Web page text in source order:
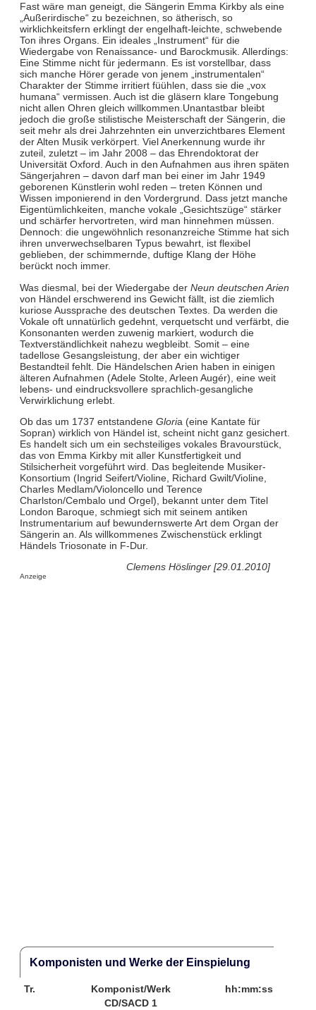
Fast wäre man geneigt, die Sängerin Emma Kirkby als eine
„Außerirdische“ zu bezeichnen, so ätherisch, so
wirklichkeitsfern erklingt der engelhaft-leichte, schwebende
Ton ihres Organs. Ein ideales „Instrument“ für die
Wiedergabe von Renaissance- und Barockmusik. Allerdings:
Eine Stimme nicht für jedermann. Es ist vorstellbar, dass
sich manche Hörer gerade von jenem „instrumentalen“
Charakter der Stimme irritiert füühlen, dass sie die „vox
humana“ vermissen. Auch ist die gläsern klare Tongebung
nicht allen Ohren gleich willkommen.Unantastbar bleibt
jedoch die große stilistische Meisterschaft der Sängerin, die
seit mehr als drei Jahrzehnten ein unverzichtbares Element
der Alten Musik verkörpert. Viel Anerkennung wurde ihr
zuteil, zuletzt – im Jahr 2008 – das Ehrendoktorat der
Universität Oxford. Auch in den Aufnahmen aus ihren späten
Sängerjahren – davon darf man bei einer im Jahr 1949
geborenen Künstlerin wohl reden – treten Können und
Wissen imponierend in den Vordergrund. Dass jetzt manche
Eigentümlichkeiten, manche vokale „Gesichtszüge“ stärker
und schärfer hervortreten, wird man hinnehmen müssen.
Dennoch: die ungewöhnlich resonanzreiche Stimme hat sich
ihren unverwechselbaren Typus bewahrt, ist flexibel
geblieben, der schimmernde, duftige Klang der Höhe
berückt noch immer.
Was diesmal, bei der Wiedergabe der Neun deutschen Arien
von Händel erschwerend ins Gewicht fällt, ist die ziemlich
kuriose Aussprache des deutschen Textes. Da werden die
Vokale oft unnatürlich gedehnt, verquetscht und verfärbt, die
Konsonanten werden zuwenig markiert, wodurch die
Textverständlichkeit nahezu wegbleibt. Somit – eine
tadellose Gesangsleistung, der aber ein wichtiger
Bestandteil fehlt. Die Händelschen Arien haben in einigen
älteren Aufnahmen (Adele Stolte, Arleen Augér), eine weit
lebens- und eindrucksvollere sprachlich-gesangliche
Verwirklichung erlebt.
Ob das um 1737 entstandene Gloria (eine Kantate für
Sopran) wirklich von Händel ist, scheint nicht ganz gesichert.
Es handelt sich um ein sechsteiliges vokales Bravourstück,
das von Emma Kirkby mit aller Kunstfertigkeit und
Stilsicherheit vorgeführt wird. Das begleitende Musiker-
Konsortium (Ingrid Seifert/Violine, Richard Gwilt/Violine,
Charles Medlam/Violoncello und Terence
Charlston/Cembalo und Orgel), bekannt unter dem Titel
London Baroque, schmiegt sich mit seinem antiken
Instrumentarium auf bewundernswerte Art dem Organ der
Sängerin an. Als willkommenes Zwischenstück erklingt
Händels Triosonate in F-Dur.
Clemens Höslinger [29.01.2010]
Anzeige
Komponisten und Werke der Einspielung
Tr. Komponist/Werk
hh:mm:ss
CD/SACD 1